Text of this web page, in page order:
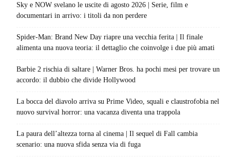
Sky e NOW svelano le uscite di agosto 2026 | Serie, film e
documentari in arrivo: i titoli da non perdere
Spider-Man: Brand New Day riapre una vecchia ferita | Il finale
alimenta una nuova teoria: il dettaglio che coinvolge i due più amati
Barbie 2 rischia di saltare | Warner Bros. ha pochi mesi per trovare un
accordo: il dubbio che divide Hollywood
La bocca del diavolo arriva su Prime Video, squali e claustrofobia nel
nuovo survival horror: una vacanza diventa una trappola
La paura dell’altezza torna al cinema | Il sequel di Fall cambia
scenario: una nuova sfida senza via di fuga